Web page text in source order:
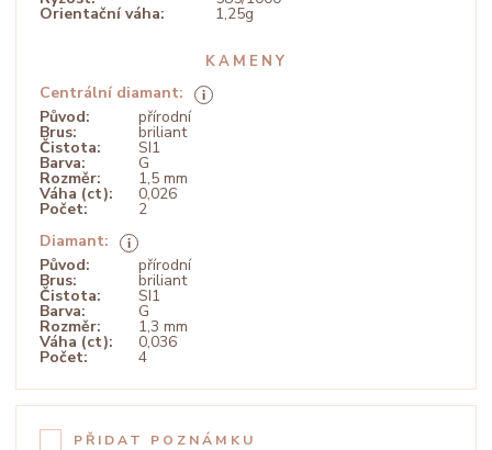
Orientační váha: 1,25g
KAMENY
Centrální diamant:
Původ:
přírodní
Brus: briliant
Čistota: SI1
Barva: G
Rozměr: 1,5 mm
Váha (ct): 0,026
Počet:
2
Diamant:
Původ:
přírodní
Brus: briliant
Čistota: SI1
Barva: G
Rozměr: 1,3 mm
Váha (ct): 0,036
Počet: 4
PŘIDAT POZNÁMKU